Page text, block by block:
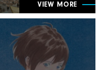
VIEW MORE